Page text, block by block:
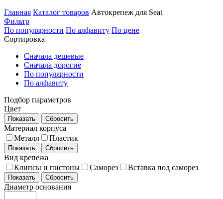
Главная Каталог товаров Автокрепеж для Seat
Фильтр
По популярности По алфавиту По цене
Сортировка
Сначала дешевые
Сначала дорогие
По популярности
По алфавиту
Подбор параметров
Цвет
Показать Сбросить
Материал корпуса
Металл
Пластик
Показать Сбросить
Вид крепежа
Клипсы и пистоны
Саморез Вставка под саморез
Показать Сбросить
Диаметр основания